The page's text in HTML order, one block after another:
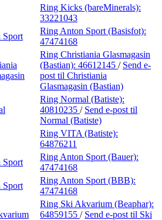
Ring Kicks (bareMinerals):
33221043
Sport
Ring Anton Sport (Basisfot):
47474168
Ring Christiania Glasmagasin
(Bastian): 46612145 / Send e-
post til Christiania
Glasmagasin (Bastian)
Ring Normal (Batiste):
40810235 / Send e-post til
Normal (Batiste)
Ring VITA (Batiste):
64876211
Sport
Ring Anton Sport (Bauer):
47474168
Sport
Ring Anton Sport (BBB):
47474168
Ring Ski Akvarium (Beaphar):
64859155 / Send e-post til Ski